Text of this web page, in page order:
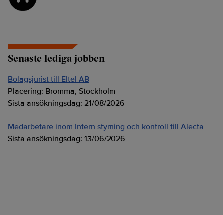
Senaste lediga jobben
Bolagsjurist till Eltel AB
Placering: Bromma, Stockholm
Sista ansökningsdag: 21/08/2026
Medarbetare inom Intern styrning och kontroll till Alecta
Sista ansökningsdag: 13/06/2026